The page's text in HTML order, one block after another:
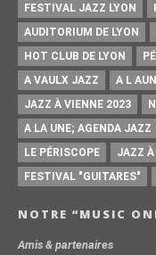
FESTIVAL JAZZ LYON
AUDITORIUM DE LYON
HOT CLUB DE LYON
A VAULX JAZZ
A L
JAZZ À VIENNE 2023
A LA UNE; AGENDA JAZZ
LE PÉRISCOPE
JAZZ À
FESTIVAL "GUITARES"
NOTRE “MUSIC
Amis & partenaires